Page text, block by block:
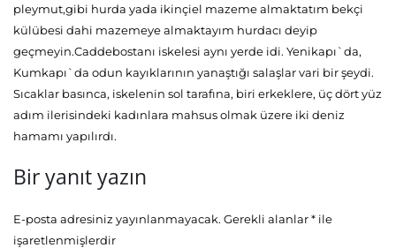
pleymut,gibi hurda yada ikinçiel mazeme almaktatım bekçi
külübesi dahi mazemeye almaktayım hurdacı deyip
geçmeyin.Caddebostanı iskelesi aynı yerde idi. Yenikapı`da,
Kumkapı`da odun kayıklarının yanaştığı salaşlar vari bir şeydi.
Sıcaklar basınca, iskelenin sol tarafına, biri erkeklere, üç dört yüz
adım ilerisindeki kadınlara mahsus olmak üzere iki deniz
hamamı yapılırdı.
Bir yanıt yazın
E-posta adresiniz yayınlanmayacak. Gerekli alanlar* ile
işaretlenmişlerdir